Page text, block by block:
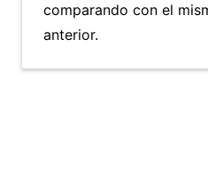
comparando con el
anterior.